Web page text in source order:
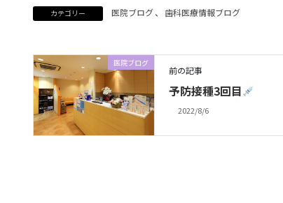
カテゴリー 医院ブログ、 歯科医療情報ブログ
医院ブログ
前の記事
予防接種3回目
2022/8/6